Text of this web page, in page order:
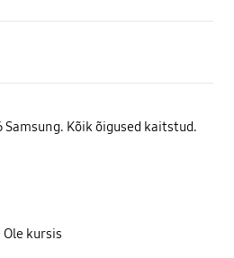
Kõik õigused kaitstud.
Ole kursis